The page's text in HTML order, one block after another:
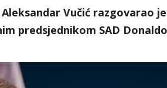
Vučić razgovarao
predsjednikom SAD